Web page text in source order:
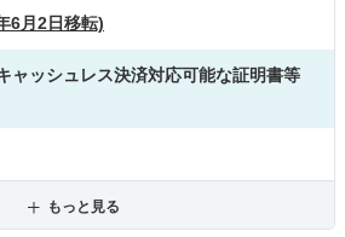
6月2日移転)
ャッシュレス決済対応可能な証明書等
もっと見る